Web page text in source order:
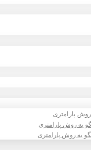
روش پارامتری
به روش پارامتری
به روش پارامتری